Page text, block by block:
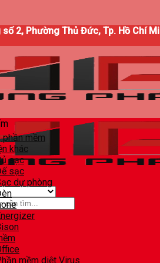
2, Phường Thủ Đức, Tp. Hồ Chí
phần mềm
khác
sạc
sạc
dự phòng
mềm diệt Virus